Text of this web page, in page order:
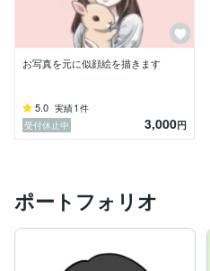
お写真を元に似顔絵を描きます
5.0 実績1 件
受付休止中
3,000円
ポートフォリオ